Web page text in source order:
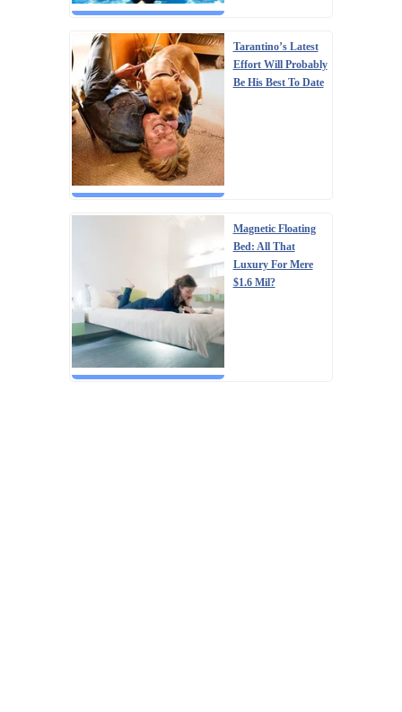
Tarantino’s Latest
Effort Will Probably
Be His Best To Date
Magnetic Floating
Bed: All That
Luxury For Mere
$1.6 Mil?